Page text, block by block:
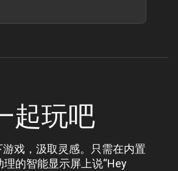
起玩吧
戏，汲取灵感。只需在内置
理的智能显示屏上说“Hey